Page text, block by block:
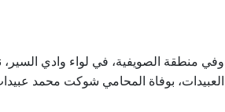
وفي منطقة الصويفية، في لواء وادي
العبيدات، بوفاة المحامي شوكت محمد